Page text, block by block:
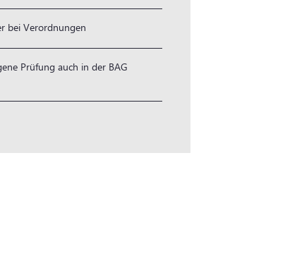
bei Verordnungen
Prüfung auch in der BAG